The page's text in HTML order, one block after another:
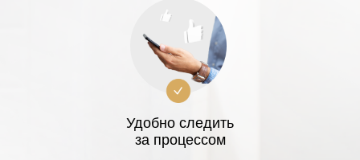
Удобно следить
за процессом